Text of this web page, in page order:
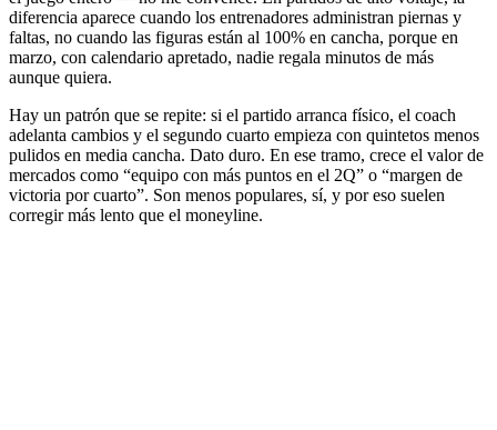
diferencia aparece cuando los entrenadores administran piernas y
faltas, no cuando las figuras están al 100% en cancha, porque en
marzo, con calendario apretado, nadie regala minutos de más
aunque quiera.
Hay un patrón que se repite: si el partido arranca físico, el coach
adelanta cambios y el segundo cuarto empieza con quintetos menos
pulidos en media cancha. Dato duro. En ese tramo, crece el valor de
mercados como “equipo con más puntos en el 2Q” o “margen de
victoria por cuarto”. Son menos populares, sí, y por eso suelen
corregir más lento que el moneyline.